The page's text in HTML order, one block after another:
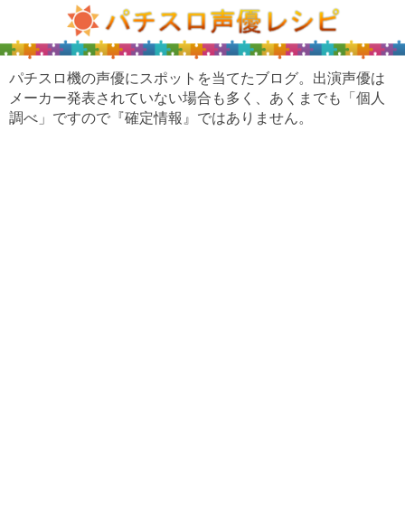
パチスロ機の声優にスポットを当てたブログ。出演声優は
メーカー発表されていない場合も多く、あくまでも「個人
調べ」ですので『確定情報』ではありません。